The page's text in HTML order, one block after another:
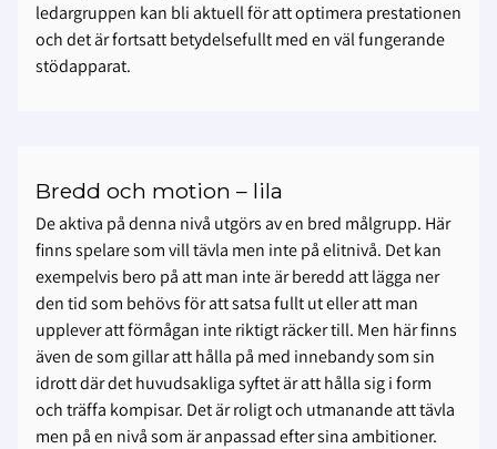
ledargruppen kan bli aktuell för att optimera prestationen
och det är fortsatt betydelsefullt med en väl fungerande
stödapparat.
Bredd och motion – lila
De aktiva på denna nivå utgörs av en bred målgrupp. Här
finns spelare som vill tävla men inte på elitnivå. Det kan
exempelvis bero på att man inte är beredd att lägga ner
den tid som behövs för att satsa fullt ut eller att man
upplever att förmågan inte riktigt räcker till. Men här finns
även de som gillar att hålla på med innebandy som sin
idrott där det huvudsakliga syftet är att hålla sig i form
och träffa kompisar. Det är roligt och utmanande att tävla
men på en nivå som är anpassad efter sina ambitioner.